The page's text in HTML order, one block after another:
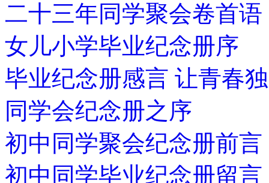
二十三年同学聚会卷首语
女儿小学毕业纪念册序
毕业纪念册感言 让青春
同学会纪念册之序
初中同学聚会纪念册前言
初中同学毕业纪念册留言